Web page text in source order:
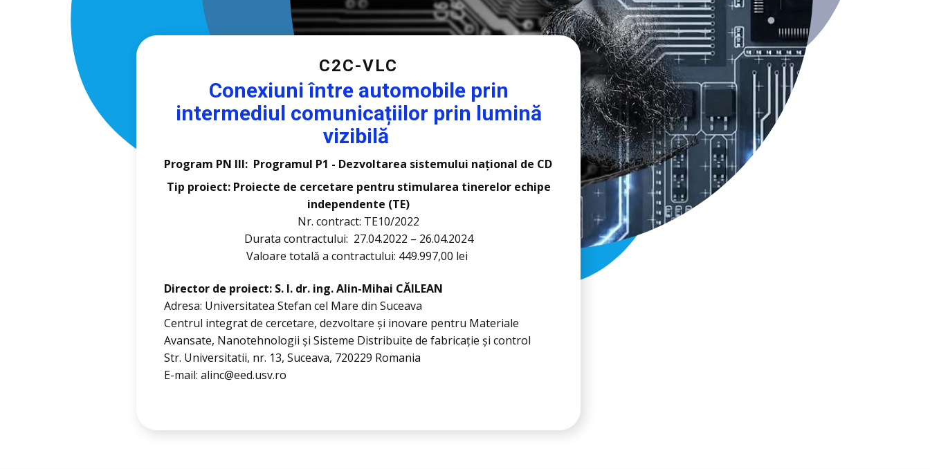
C2C-VLC
Conexiuni între automobile prin
intermediul comunicațiilor prin lumină
vizibilă
Program PN III: Programul P1 - Dezvoltarea sistemului național de CD
Tip proiect: Proiecte de cercetare pentru stimularea tinerelor echipe
independente (TE)
Nr. contract: TE10/2022
Durata contractului: 27.04.2022 – 26.04.2024
Valoare totală a contractului: 449.997,00 lei
Director de proiect: S. l. dr. ing. Alin-Mihai CĂILEAN
Adresa: Universitatea Stefan cel Mare din Suceava
Centrul integrat de cercetare, dezvoltare și inovare pentru Materiale
Avansate, Nanotehnologii și Sisteme Distribuite de fabricație și control
Str. Universitatii, nr. 13, Suceava, 720229 Romania
E-mail: alinc@eed.usv.ro